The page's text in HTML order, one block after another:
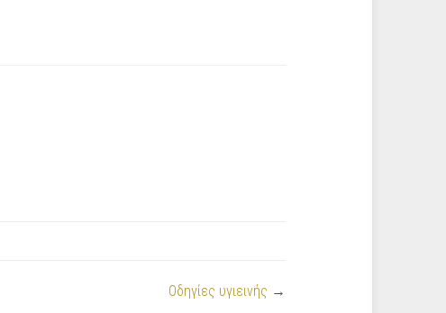
Οδηγίες υγιεινής →